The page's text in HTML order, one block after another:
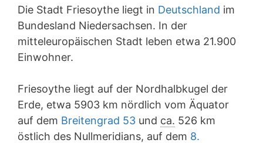
Die Stadt Friesoythe liegt in Deutschland im
Bundesland Niedersachsen. In der
mitteleuropäischen Stadt leben etwa 21.900
Einwohner.
Friesoythe liegt auf der Nordhalbkugel der
Erde, etwa 5903 km nördlich vom Äquator
auf dem Breitengrad 53 und ca. 526 km
östlich des Nullmeridians, auf dem 8.